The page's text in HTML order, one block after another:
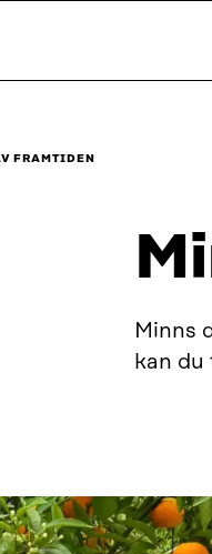
FRAMTIDEN
Minns
kan